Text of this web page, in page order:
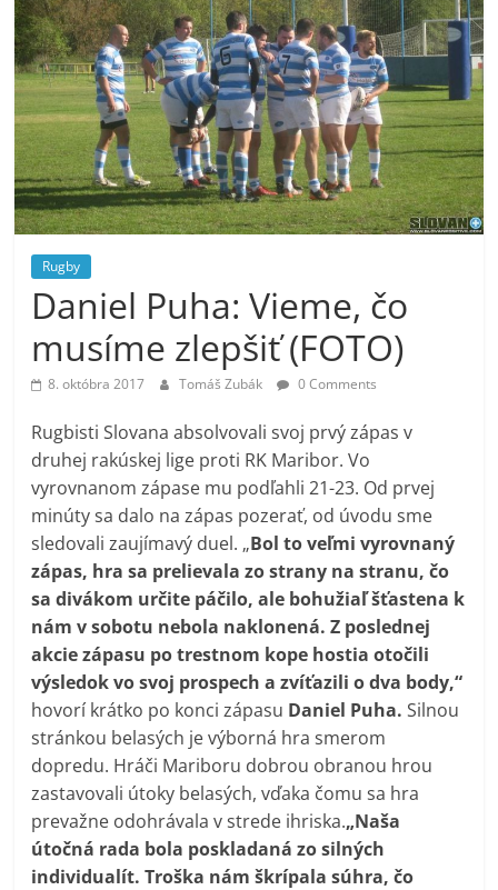
Rugby
Daniel Puha: Vieme, čo
musíme zlepšiť (FOTO)
8. októbra 2017 Tomáš Zubák 0 Comments
Rugbisti Slovana absolvovali svoj prvý zápas v
druhej rakúskej lige proti RK Maribor. Vo
vyrovnanom zápase mu podľahli 21-23. Od prvej
minúty sa dalo na zápas pozerať, od úvodu sme
sledovali zaujímavý duel. „Bol to veľmi vyrovnaný
zápas, hra sa prelievala zo strany na stranu, čo
sa divákom určite páčilo, ale bohužiaľ šťastena k
nám v sobotu nebola naklonená. Z poslednej
akcie zápasu po trestnom kope hostia otočili
výsledok vo svoj prospech a zvíťazili o dva body,“
hovorí krátko po konci zápasu Daniel Puha.Silnou
stránkou belasých je výborná hra smerom
dopredu. Hráči Mariboru dobrou obranou hrou
zastavovali útoky belasých, vďaka čomu sa hra
prevažne odohrávala v strede ihriska.„Naša
útočná rada bola poskladaná zo silných
individualít. Troška nám škrípala súhra, čo